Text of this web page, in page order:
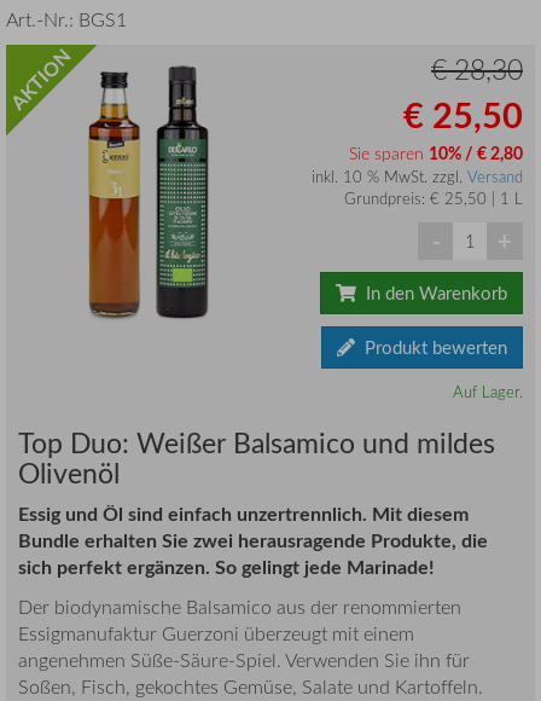
Art.-Nr.: BGS1
AKTION € 28,30
€ 25,50
Sie sparen 10% / € 2,80
inkl. 10 % MwSt. zzgl. Versand
Grundpreis: € 25,50 | 1 L
- +
In den Warenkorb
Produkt bewerten
Auf Lager.
Top Duo: Weißer Balsamico und mildes
Olivenöl
Essig und Öl sind einfach unzertrennlich. Mit diesem
Bundle erhalten Sie zwei herausragende Produkte, die
sich perfekt ergänzen. So gelingt jede Marinade!
Der biodynamische Balsamico aus der renommierten
Essigmanufaktur Guerzoni überzeugt mit einem
angenehmen Süße-Säure-Spiel. Verwenden Sie ihn für
Soßen, Fisch, gekochtes Gemüse, Salate und Kartoffeln.